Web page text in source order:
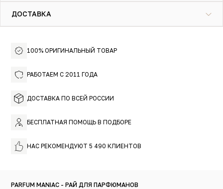
100% ОРИГИНАЛЬНЫЙ ТОВАР
РАБОТАЕМ С 2011 ГОДА
ДОСТАВКА ПО ВСЕЙ РОССИИ
БЕСПЛАТНАЯ ПОМОЩЬ В ПОДБОРЕ
НАС РЕКОМЕНДУЮТ 5 490 КЛИЕНТОВ
PARFUM MANIAC - РАЙ ДЛЯ ПАРФЮМАНОВ
ДОСТАВКА